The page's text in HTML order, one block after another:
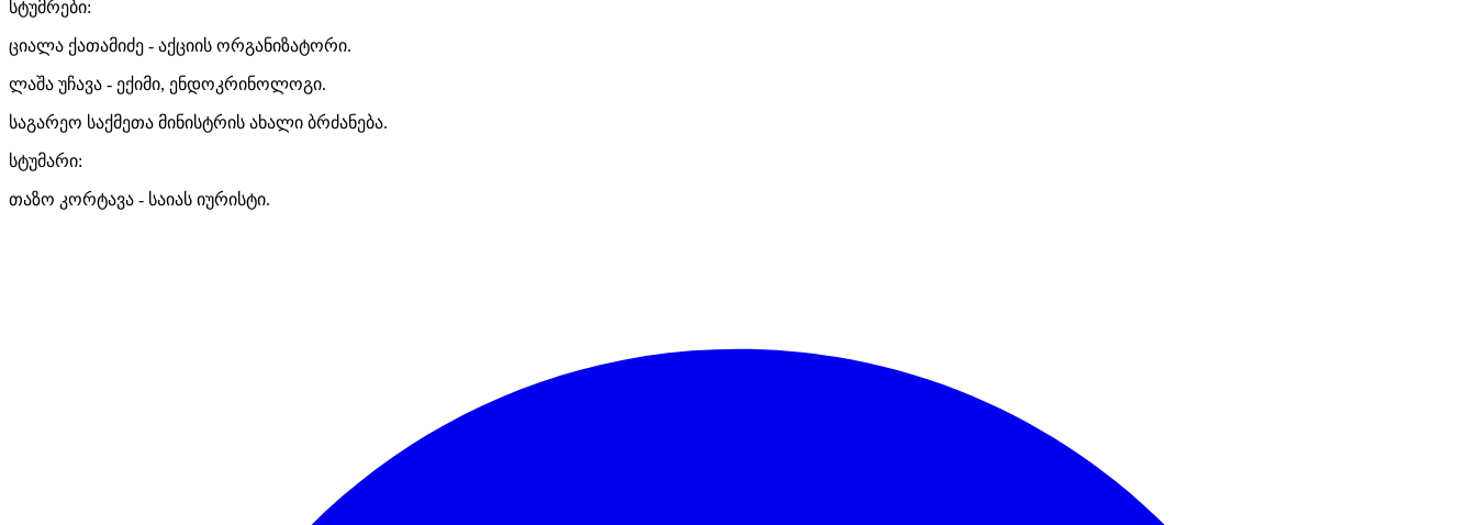
სტუმრები:
ციალა ქათამიძე - აქციის ორგანიზატორი.
ლაშა უჩავა - ექიმი, ენდოკრინოლოგი.
საგარეო საქმეთა მინისტრის ახალი ბრძანება.
სტუმარი:
თაზო კორტავა - საიას იურისტი.